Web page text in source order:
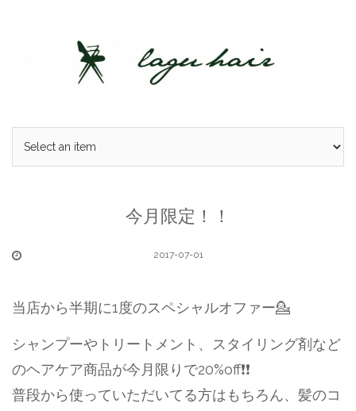
今月限定！！
2017-07-01
当店から半期に1度のスペシャルオファー💁
シャンプーやトリートメント、スタイリング剤など
のヘアケア商品が今月限りで20%off❗❗
普段から使っていただいてる方はもちろん、髪のコ